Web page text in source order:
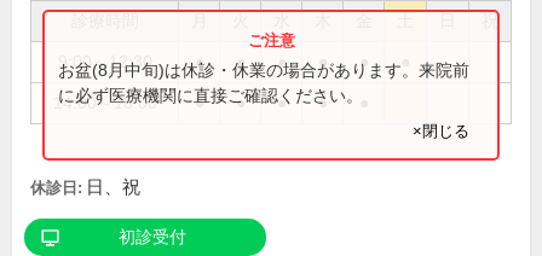
祝
9:00～12:30 ● ● ● ● ●
14:00～18:00 ● ● ● ●
お盆(8月中旬)は休診・休業の場合があります。来院前
に必ず医療機関に直接ご確認ください。
×閉じる
休診日: 日、祝
初診受付